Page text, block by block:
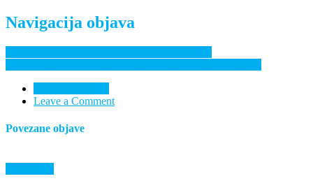
Navigacija objava
Leave a Comment
Povezane objave